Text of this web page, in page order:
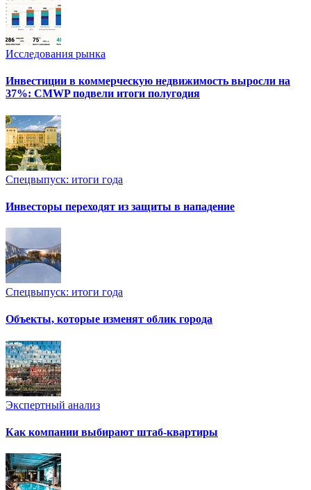
Исследования рынка
Инвестиции в коммерческую недвижимость выросли на
37%: CMWP подвели итоги полугодия
Спецвыпуск: итоги года
Инвесторы переходят из защиты в нападение
Спецвыпуск: итоги года
Объекты, которые изменят облик города
Экспертный анализ
Как компании выбирают штаб-квартиры